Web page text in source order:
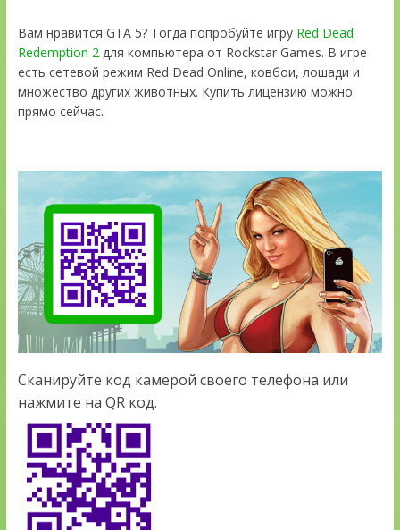
Вам нравится GTA 5? Тогда попробуйте игру Red Dead
Redemption 2для компьютера от Rockstar Games. В игре
есть сетевой режим Red Dead Online, ковбои, лошади и
множество других животных. Купить лицензию можно
прямо сейчас.
Сканируйте код камерой своего телефона или
нажмите на QR код.